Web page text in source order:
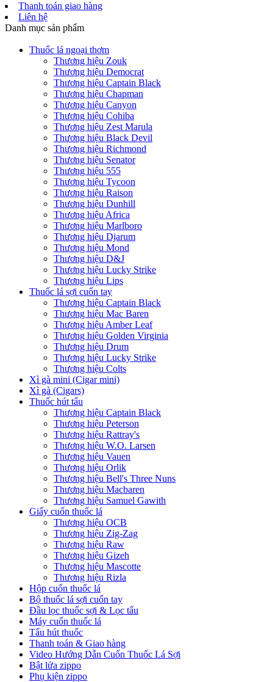
Thanh toán giao hàng
Liên hệ
Danh mục sản phẩm
Thuốc lá ngoại thơm
Thương hiệu Zouk
Thương hiệu Democrat
Thương hiệu Captain Black
Thương hiệu Chapman
Thương hiệu Canyon
Thương hiệu Cohiba
Thương hiệu Zest Marula
Thương hiệu Black Devil
Thương hiệu Richmond
Thương hiệu Senator
Thương hiệu 555
Thương hiệu Tycoon
Thương hiệu Raison
Thương hiệu Dunhill
Thương hiệu Africa
Thương hiệu Marlboro
Thương hiệu Djarum
Thương hiệu Mond
Thương hiệu D&J
Thương hiệu Lucky Strike
Thương hiệu Lips
Thuốc lá sợi cuốn tay
Thương hiệu Captain Black
Thương hiệu Mac Baren
Thương hiệu Amber Leaf
Thương hiệu Golden Virginia
Thương hiệu Drum
Thương hiệu Lucky Strike
Thương hiệu Colts
Xì gà mini (Cigar mini)
Xì gà (Cigars)
Thuốc hút tẩu
Thương hiệu Captain Black
Thương hiệu Peterson
Thương hiệu Rattray's
Thương hiệu W.O. Larsen
Thương hiệu Vauen
Thương hiệu Orlik
Thương hiệu Bell's Three Nuns
Thương hiệu Macbaren
Thương hiệu Samuel Gawith
Giấy cuốn thuốc lá
Thương hiệu OCB
Thương hiệu Zig-Zag
Thương hiệu Raw
Thương hiệu Gizeh
Thương hiệu Mascotte
Thương hiệu Rizla
Hộp cuốn thuốc lá
Bộ thuốc lá sợi cuốn tay
Đầu lọc thuốc sợi & Lọc tẩu
Máy cuốn thuốc lá
Tẩu hút thuốc
Thanh toán & Giao hàng
Video Hướng Dẫn Cuốn Thuốc Lá Sợi
Bật lửa zippo
Phụ kiện zippo